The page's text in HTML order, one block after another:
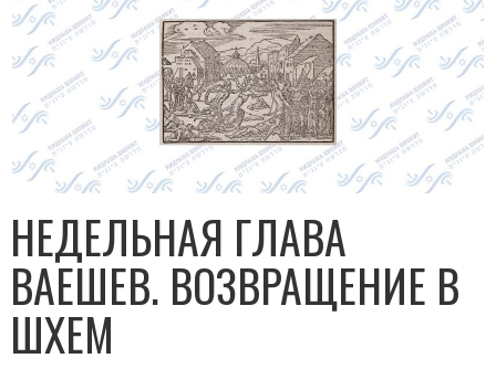
НЕДЕЛЬНАЯ ГЛАВА
ВАЕШЕВ. ВОЗВРАЩЕНИЕ В
ШХЕМ